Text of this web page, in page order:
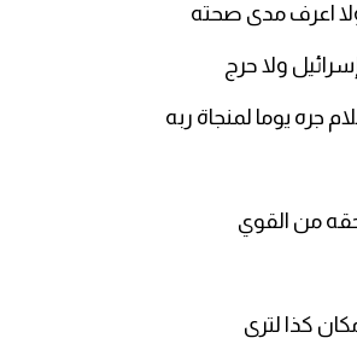
اعرف مدى صحته
ولا حرج
جره يوما لمنجاة ربه
من القوي
كذا لترى